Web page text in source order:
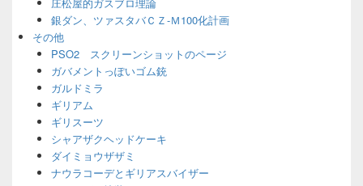
銀ダン、ツァスタバＣＺ-Ｍ100化計画
その他
PSO2 スクリーンショットのページ
ガバメントっぽいゴム銃
ガルドミラ
ギリアム
ギリスーツ
シャアザクヘッドケーキ
ダイミョウザザミ
ナウラコーデとギリアスバイザー